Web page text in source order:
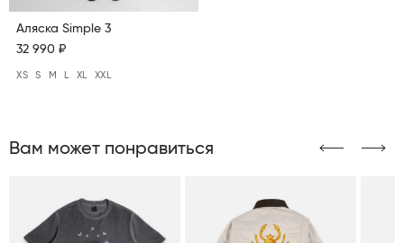
Аляска Simple 3
32 990 ₽
XS S M XL XXL
Вам может понравиться